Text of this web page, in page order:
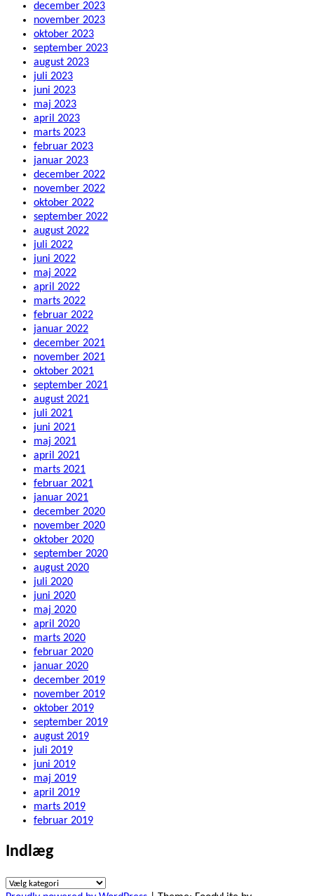
december 2023
november 2023
oktober 2023
september 2023
august 2023
juli 2023
juni 2023
maj 2023
april 2023
marts 2023
februar 2023
januar 2023
december 2022
november 2022
oktober 2022
september 2022
august 2022
juli 2022
juni 2022
maj 2022
april 2022
marts 2022
februar 2022
januar 2022
december 2021
november 2021
oktober 2021
september 2021
august 2021
juli 2021
juni 2021
maj 2021
april 2021
marts 2021
februar 2021
januar 2021
december 2020
november 2020
oktober 2020
september 2020
august 2020
juli 2020
juni 2020
maj 2020
april 2020
marts 2020
februar 2020
januar 2020
december 2019
november 2019
oktober 2019
september 2019
august 2019
juli 2019
juni 2019
maj 2019
april 2019
marts 2019
februar 2019
Indlæg
Indlæg